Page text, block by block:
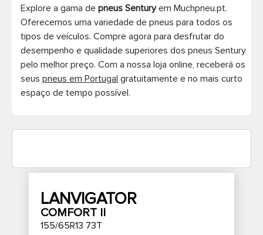
Pneus de caminhão
Explore a gama de pneus Senturyem Muchpneu.pt.
Oferecemos uma variedade de pneus para todos os
tipos de veículos. Compre agora para desfrutar do
desempenho e qualidade superiores dos pneus Sentury
pelo melhor preço. Com a nossa loja online, receberá os
seus pneus em Portugal gratuitamente e no mais curto
espaço de tempo possível.
LANVIGATOR
COMFORT II
155/65R13 73T